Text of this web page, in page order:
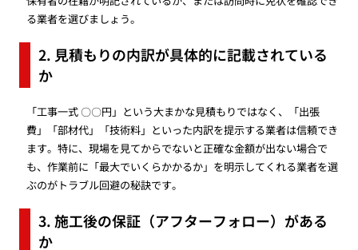
る業者を選びましょう。
2. 見積もりの内訳が具体的に記載されている
か
「工事一式 〇〇円」という大まかな見積もりではなく、「出張
費」「部材代」「技術料」といった内訳を提示する業者は信頼でき
ます。特に、現場を見てからでないと正確な金額が出ない場合で
も、作業前に「最大でいくらかかるか」を明示してくれる業者を選
ぶのがトラブル回避の秘訣です。
3. 施工後の保証（アフターフォロー）がある
か